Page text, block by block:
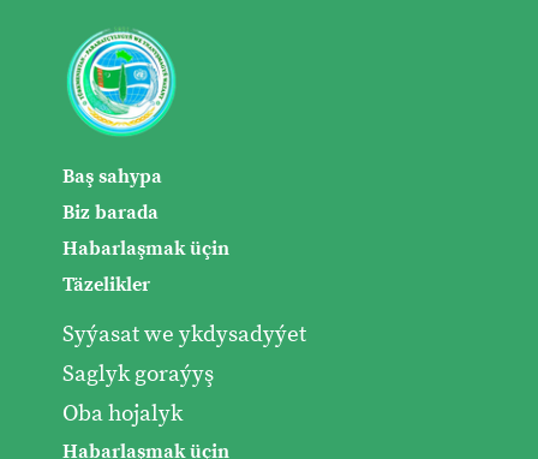
Baş sahypa
Biz barada
Habarlaşmak üçin
Täzelikler
Syýasat we ykdysadyýet
Saglyk goraýyş
Oba hojalyk
Habarlaşmak üçin